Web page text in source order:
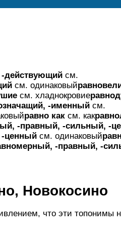
-действующий см.
см. одинаковый
см. хладнокровие
-именный см.
равно как см. как
-правный, -сильный, -
ценный см. одинаковый
-правный, -
Новокосино
что эти топонимы